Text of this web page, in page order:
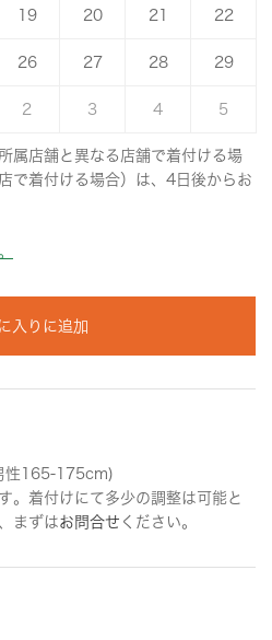
19 20 21 22
26 27 28 29
2 3 4 5
属店舗と異なる店舗で着付ける場
で着付ける場合）は、4日後からお
入りに追加
性165-175cm)
。着付けにて多少の調整は可能と
まずはお問合せ ください。